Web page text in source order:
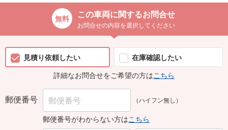
この車両に関するお問合せ
お問合せの内容を選択してください
見積り依頼したい
在庫確認したい
詳細なお問合せをご希望の方はこちら
郵便番号 （ハイフン無し）
郵便番号がわからない方はこちら